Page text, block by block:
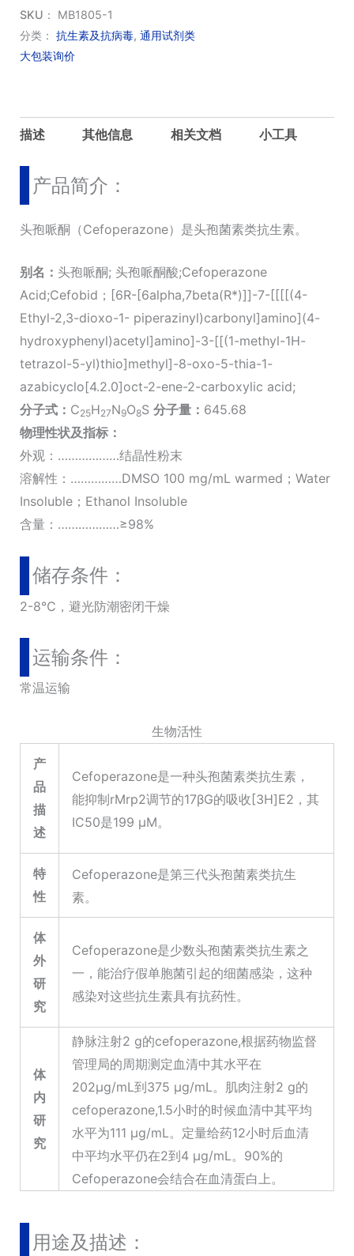
哌
酮;
头
酮
SKU： MB1805-1
分类： 抗生素及抗病毒, 通用试剂类
大包装询价
描述 其他信息 相关文档 小工具
产品简介：
头孢哌酮（Cefoperazone）是头孢菌素类抗生素。
别名： 头孢哌酮; 头孢哌酮酸;Cefoperazone
Acid;Cefobid；[6R-[6alpha,7beta(R*)]]-7-[[[[(4-
Ethyl-2,3-dioxo-1- piperazinyl)carbonyl]amino](4-
hydroxyphenyl)acetyl]amino]-3-[[(1-methyl-1H-
tetrazol-5-yl)thio]methyl]-8-oxo-5-thia-1-
azabicyclo[4.2.0]oct-2-ene-2-carboxylic acid;
分子式： C25H27N9O8S 分子量： 645.68
物理性状及指标：
外观：………………结晶性粉末
溶解性：……………DMSO 100 mg/mL warmed；Water
Insoluble；Ethanol Insoluble
含量：………………≥98%
储存条件：
2-8℃，避光防潮密闭干燥
运输条件：
常温运输
生物活性
产
品
描
述
Cefoperazone是一种头孢菌素类抗生素，
能抑制rMrp2调节的17βG的吸收[3H]E2，其
IC50是199 μM。
特
性
Cefoperazone是第三代头孢菌素类抗生
素。
体
外
研
究
Cefoperazone是少数头孢菌素类抗生素之
一，能治疗假单胞菌引起的细菌感染，这种
感染对这些抗生素具有抗药性。
体
内
研
究
静脉注射2 g的cefoperazone,根据药物监督
管理局的周期测定血清中其水平在
202μg/mL到375 μg/mL。肌肉注射2 g的
cefoperazone,1.5小时的时候血清中其平均
水平为111 μg/mL。定量给药12小时后血清
中平均水平仍在2到4 μg/mL。90%的
Cefoperazone会结合在血清蛋白上。
用途及描述：